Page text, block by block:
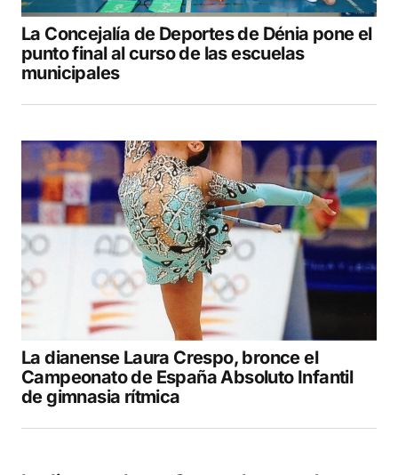
La Concejalía de Deportes de Dénia pone el
punto final al curso de las escuelas
municipales
La dianense Laura Crespo, bronce el
Campeonato de España Absoluto Infantil
de gimnasia rítmica